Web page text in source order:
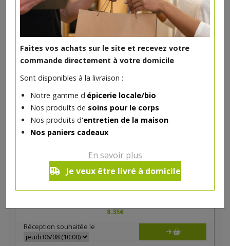
Faites vos achats sur le site et recevez votre
commande directement à votre domicile
Sont disponibles à la livraison :
Notre gamme d'épicerie locale/bio
Nos produits de soins pour le corps
Nos produits d'entretien de la maison
Nos paniers cadeaux
En savoir plus
Je veux être livré à domicile
10.62
Réception souhaitée le
Huile de colza bio 500ml Vigean
8.35€/pc
8.35€
Réception souhaitée le